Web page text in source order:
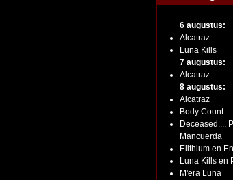
6 augustus:
Alcatraz
Luna Kills
7 augustus:
Alcatraz
8 augustus:
Alcatraz
Body Count
Deceased...,
Mancuerda
Elithium en
Luna Kills en
M'era Luna